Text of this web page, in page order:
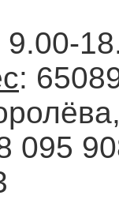
9.00-
:
095